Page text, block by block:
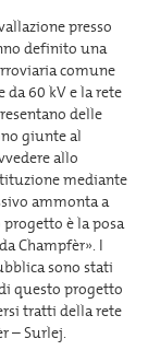
presso
definito una
comune
60 kV e la rete
delle
giunte al
allo
mediante
ammonta a
è la posa
Champfèr». I
sono stati
questo progetto
tratti della rete
– Surlej.